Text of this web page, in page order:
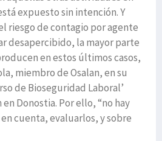
expuesto sin intención. Y
riesgo de contagio por agente
desapercibido, la mayor parte
en estos últimos casos,
miembro de Osalan, en su
de Bioseguridad Laboral’
Donostia. Por ello, “no hay
cuenta, evaluarlos, y sobre